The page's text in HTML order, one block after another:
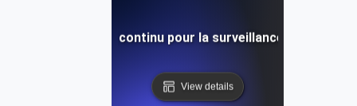
Test de charge continu pour la surveillance en
View details